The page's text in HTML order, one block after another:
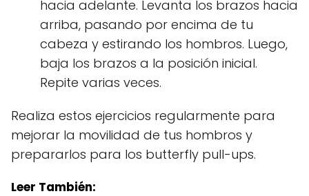
hacia adelante. Levanta los brazos hacia
arriba, pasando por encima de tu
cabeza y estirando los hombros. Luego,
baja los brazos a la posición inicial.
Repite varias veces.
Realiza estos ejercicios regularmente para
mejorar la movilidad de tus hombros y
prepararlos para los butterfly pull-ups.
Leer También: